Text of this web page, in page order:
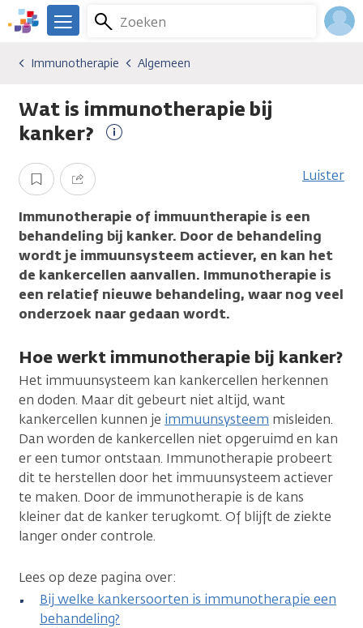
Overslaan
en
gaan
We
er
je.
Kanker.nl
Zoeken
Menu
Soorten behandelingen
Immunotherapie
Algemeen
Immunotherapie Algemeen
Wat is immunotherapie bij
kanker?
Opslaan Delen Luister
Immunotherapie of immuuntherapie is een
behandeling bij kanker. Door de behandeling
wordt je immuunsysteem actiever, en kan het
de kankercellen aanvallen. Immunotherapie is
een relatief nieuwe behandeling, waar nog veel
onderzoek naar gedaan wordt.
Hoe werkt immunotherapie bij kanker?
Het immuunsysteem kan kankercellen herkennen
en doden. Maar dit gebeurt niet altijd, want
kankercellen kunnen je immuunsysteem misleiden.
Dan worden de kankercellen niet opgeruimd en kan
er een tumor ontstaan. Immunotherapie probeert
dit te herstellen door het immuunsysteem actiever
te maken. Door de immunotherapie is de kans
kleiner dat de kanker terugkomt. Of blijft de ziekte
langer onder controle.
Lees op deze pagina over:
Bij welke kankersoorten is immunotherapie een
behandeling?